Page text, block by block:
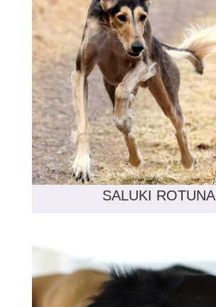
SALUKI ROTUNA